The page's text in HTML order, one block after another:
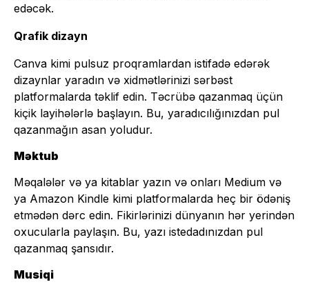
edəcək.
Qrafik dizayn
Canva kimi pulsuz proqramlardan istifadə edərək
dizaynlar yaradın və xidmətlərinizi sərbəst
platformalarda təklif edin. Təcrübə qazanmaq üçün
kiçik layihələrlə başlayın. Bu, yaradıcılığınızdan pul
qazanmağın asan yoludur.
Məktub
Məqalələr və ya kitablar yazın və onları Medium və
ya Amazon Kindle kimi platformalarda heç bir ödəniş
etmədən dərc edin. Fikirlərinizi dünyanın hər yerindən
oxucularla paylaşın. Bu, yazı istedadınızdan pul
qazanmaq şansıdır.
Musiqi